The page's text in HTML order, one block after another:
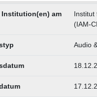
am
Institut
(IAM-
Audio